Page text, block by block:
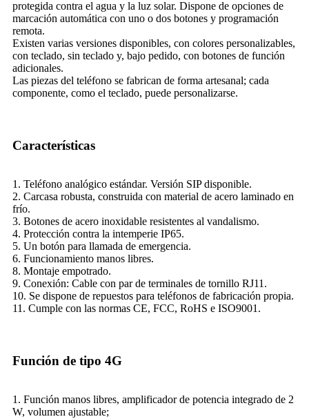
protegida contra el agua y la luz solar. Dispone de opciones de
marcación automática con uno o dos botones y programación
remota.
Existen varias versiones disponibles, con colores personalizables,
con teclado, sin teclado y, bajo pedido, con botones de función
adicionales.
Las piezas del teléfono se fabrican de forma artesanal; cada
componente, como el teclado, puede personalizarse.
Características
1. Teléfono analógico estándar. Versión SIP disponible.
2. Carcasa robusta, construida con material de acero laminado en
frío.
3. Botones de acero inoxidable resistentes al vandalismo.
4. Protección contra la intemperie IP65.
5. Un botón para llamada de emergencia.
6. Funcionamiento manos libres.
8. Montaje empotrado.
9. Conexión: Cable con par de terminales de tornillo RJ11.
10. Se dispone de repuestos para teléfonos de fabricación propia.
11. Cumple con las normas CE, FCC, RoHS e ISO9001.
Función de tipo 4G
1. Función manos libres, amplificador de potencia integrado de 2
W, volumen ajustable;